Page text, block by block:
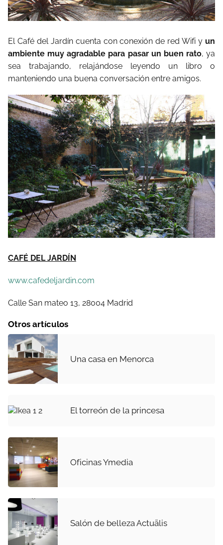
El Café del Jardín cuenta con conexión de red Wifi y un
ambiente muy agradable para pasar un buen rato, ya
sea trabajando, relajándose leyendo un libro o
manteniendo una buena conversación entre amigos.
CAFÉ DEL JARDÍN
www.cafedeljardin.com
Calle San mateo 13, 28004 Madrid
Otros artículos
Una casa en Menorca
El torreón de la princesa
Oficinas Ymedia
Salón de belleza Actuälis